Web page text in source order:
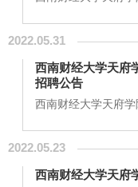
需要，将面向社会
员，有关事项如下
主要职责招聘人数
询以及新媒体宣传1
党员；2、硕士研究
2022.05.31
西南财经大学天府
招聘公告
西南财经大学天府学
一、招聘岗位：网
二、招聘条件岗位
前端设计等工作1名
2022.05.23
西南财经大学天府